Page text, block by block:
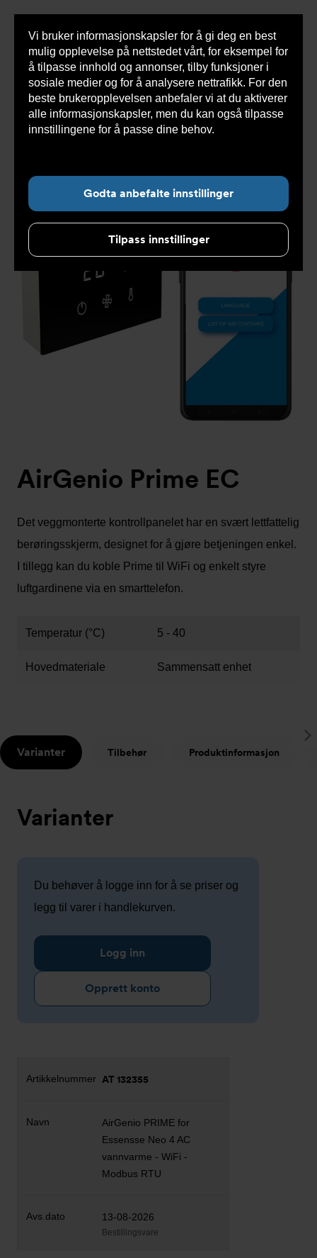
Vi bruker informasjonskapsler for å gi deg en best
mulig opplevelse på nettstedet vårt, for eksempel for
å tilpasse innhold og annonser, tilby funksjoner i
sosiale medier og for å analysere nettrafikk. For den
beste brukeropplevelsen anbefaler vi at du aktiverer
alle informasjonskapsler, men du kan også tilpasse
innstillingene for å passe dine behov.
Godta anbefalte innstillinger
Tilpass innstillinger
Du
her:
Armatec > Produkter > Varmesystemer
>
Reservedeler og tilbehør varme
> AirGenio Prime EC
AirGenio Prime EC
Det veggmonterte kontrollpanelet har en svært lettfattelig
berøringsskjerm, designet for å gjøre betjeningen enkel.
I tillegg kan du koble Prime til WiFi og enkelt styre
luftgardinene via en smarttelefon.
Temperatur (°C) 5 - 40
Hovedmateriale Sammensatt enhet
Varianter Tilbehør Produktinformasjon
Varianter
Du behøver å logge inn for å se priser og
legg til varer i handlekurven.
Logg inn
Opprett konto
AT 132355
AirGenio PRIME for
Essensse Neo 4 AC
vannvarme - WiFi -
Modbus RTU
13-08-2026
Bestillingsvare